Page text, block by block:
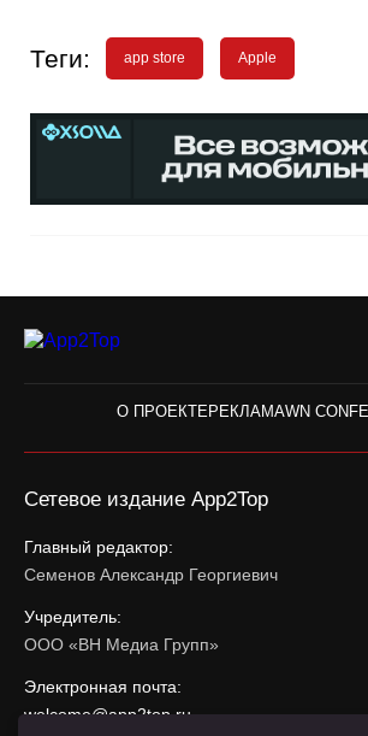
Теги: app store Apple
О ПРОЕКТЕРЕКЛАМАWN
Сетевое издание App2Top
Главный редактор:
Семенов Александр Георгиевич
Учредитель:
ООО «ВН Медиа Групп»
Электронная почта:
welcome@app2top.ru